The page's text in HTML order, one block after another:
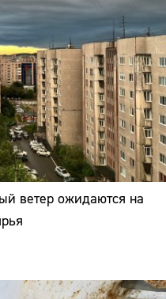
ветер ожидаются на